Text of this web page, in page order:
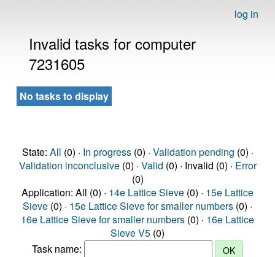
log in
Invalid tasks for computer
7231605
No tasks to display
State: All (0) · In progress(0) · Validation pending (0) ·
Validation inconclusive(0) · Valid (0) · Invalid (0) · Error
(0)
Application: All (0) · 14e Lattice Sieve (0) · 15e Lattice
Sieve (0) · 15e Lattice Sieve for smaller numbers (0) ·
16e Lattice Sieve for smaller numbers (0) · 16e Lattice
Sieve V5 (0)
Task name: